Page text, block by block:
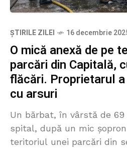
ȘTIRILE ZILEI 16 decembrie
O mică anexă de pe
parcări din Capitală,
flăcări. Proprietarul
cu arsuri
Un bărbat, în vârstă de
spital, după un mic
teritoriul unei parcări din